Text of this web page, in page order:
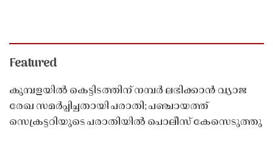
Featured
കുമ്പളയിൽ കെട്ടിടത്തിന് നമ്പർ ലഭിക്കാൻ വ്യാജ
രേഖ സമർപ്പിച്ചതായി പരാതി; പഞ്ചായത്ത്
സെക്രട്ടറിയുടെ പരാതിയിൽ പൊലീസ് കേസെടുത്തു